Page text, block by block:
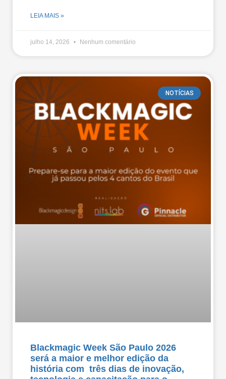
LEIA MAIS »
julho 14, 2026 Nenhum comentário
NOTÍCIAS
Blackmagic Week São Paulo 2026
será a maior e melhor edição da
história com três dias de inovação,